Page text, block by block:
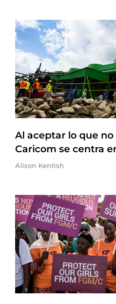
Al aceptar lo que
Caricom se centra
Alison Kentish